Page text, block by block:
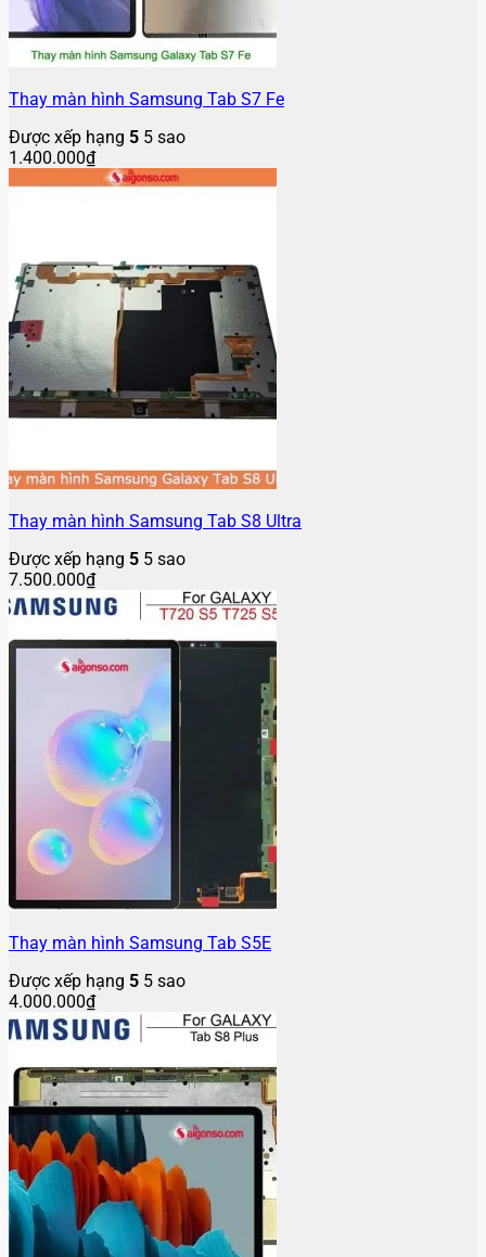
Thay màn hình Samsung Tab S7 Fe
Được xếp hạng 5 5 sao
1.400.000₫
Thay màn hình Samsung Tab S8 Ultra
Được xếp hạng 5 5 sao
7.500.000₫
Thay màn hình Samsung Tab S5E
Được xếp hạng 5 5 sao
4.000.000₫